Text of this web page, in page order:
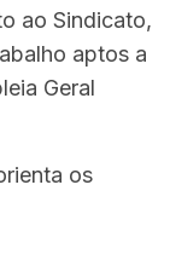
ao Sindicato,
aptos a
Geral
os